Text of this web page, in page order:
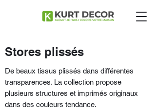
Stores plissés
De beaux tissus plissés dans différentes
transparences. La collection propose
plusieurs structures et imprimés originaux
dans des couleurs tendance.